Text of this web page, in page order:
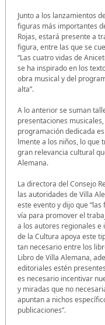
Junto a los lanzamientos
figuras más importantes
Rojas, estará presente a
figura, entre las que se
“Las cuatro vidas de
se ha inspirado en los
obra musical y del
alta”.
A lo anterior se suman
presentaciones
programación dedicada
lmente a los niños, lo que
gran relevancia cultural
Alemana.
La directora del Consejo
las autoridades de Villa
este evento y dijo que
vía para promover el
a los autores regionales e
de la Cultura apoya este
tan necesario entre los
Libro de Villa Alemana,
editoriales estén
es necesario incentivar
y miradas que no
apuntan a nichos
publicaciones”.